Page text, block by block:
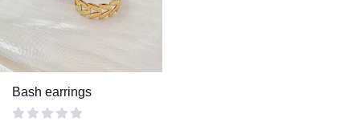
Bash earrings